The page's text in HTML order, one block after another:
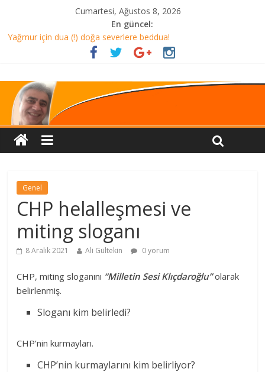
Cumartesi, Ağustos 8, 2026
En güncel:
Yağmur için dua (!) doğa severlere beddua!
ALMANYA’ DA AKŞAM YEMEĞİ Mİ? TÜRKİYE’DE HER ŞEY DAHİL
AMAN DİKKAT!
HELALLEŞME Mİ?
Genel
CHP helalleşmesi ve
miting sloganı
8 Aralık 2021 Ali Gültekin 0 yorum
CHP, miting sloganını “Milletin Sesi Klıçdaroğlu”olarak
belirlenmiş.
Sloganı kim belirledi?
CHP’nin kurmayları.
CHP’nin kurmaylarını kim belirliyor?